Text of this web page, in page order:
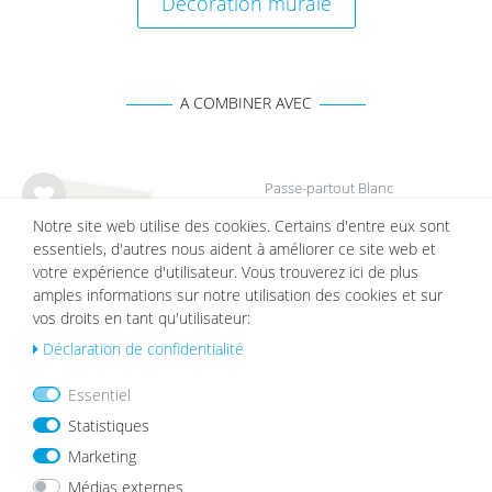
A COMBINER AVEC
List
e de
sou
hait
s
Passe-partout Blanc
à partir de 2,19 €
List
sou
hait
Notre site web utilise des cookies. Certains d'entre eux sont
essentiels, d'autres nous aident à améliorer ce site web et
votre expérience d'utilisateur. Vous trouverez ici de plus
amples informations sur notre utilisation des cookies et sur
vos droits en tant qu'utilisateur:
Déclaration de confidentialité
Essentiel
Statistiques
Marketing
Médias externes